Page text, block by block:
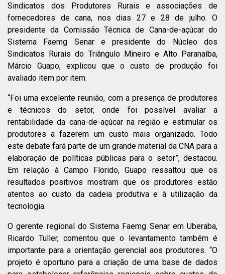
Sindicatos dos Produtores Rurais e associações de
fornecedores de cana, nos dias 27 e 28 de julho. O
presidente da Comissão Técnica de Cana-de-açúcar do
Sistema Faemg Senar e presidente do Núcleo dos
Sindicatos Rurais do Triângulo Mineiro e Alto Paranaíba,
Márcio Guapo, explicou que o custo de produção foi
avaliado item por item.
“Foi uma excelente reunião, com a presença de produtores
e técnicos do setor, onde foi possível avaliar a
rentabilidade da cana-de-açúcar na região e estimular os
produtores a fazerem um custo mais organizado. Todo
este debate fará parte de um grande material da CNA para a
elaboração de políticas públicas para o setor”, destacou.
Em relação à Campo Florido, Guapo ressaltou que os
resultados positivos mostram que os produtores estão
atentos ao custo da cadeia produtiva e à utilização da
tecnologia.
O gerente regional do Sistema Faemg Senar em Uberaba,
Ricardo Tuller, comentou que o levantamento também é
importante para a orientação gerencial aos produtores. “O
projeto é oportuno para a criação de uma base de dados